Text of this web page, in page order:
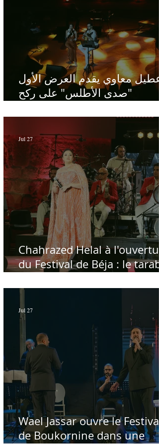
عطيل معاوي يقدم العرض الأول
"صدى الأطلس" على ركح
طابعها الخاص
Chahrazed Helal à
du Festival de Béja : le tarab
Jul 27
Wael Jassar ouvre le Festival
de Boukornine dans une
Jul 27